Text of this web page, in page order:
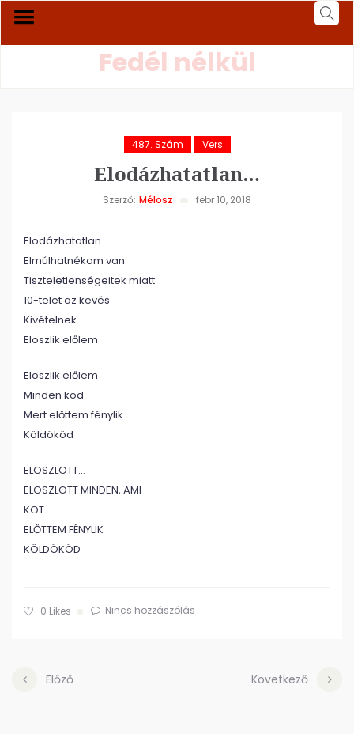
Fedél nélkül
487. Szám Vers
Elodázhatatlan…
Szerző: Mélosz febr 10, 2018
Elodázhatatlan
Elmúlhatnékom van
Tiszteletlenségeitek miatt
10-telet az kevés
Kivételnek –
Eloszlik előlem
Eloszlik előlem
Minden köd
Mert előttem fénylik
Köldököd
ELOSZLOTT…
ELOSZLOTT MINDEN, AMI
KÖT
ELŐTTEM FÉNYLIK
KÖLDÖKÖD
0 Likes Nincs hozzászólás
Előző Következő